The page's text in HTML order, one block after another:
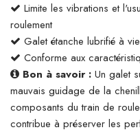
Limite les vibrations et
roulement
Galet étanche lubrifié à vie
Conforme aux
Bon à savoir : Un galet
mauvais guidage de la
composants du train de
contribue à préserver les